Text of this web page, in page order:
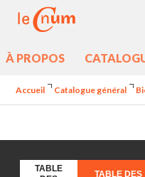
À PROPOS
Accueil Catalogue général
TABLE
TABLE DES